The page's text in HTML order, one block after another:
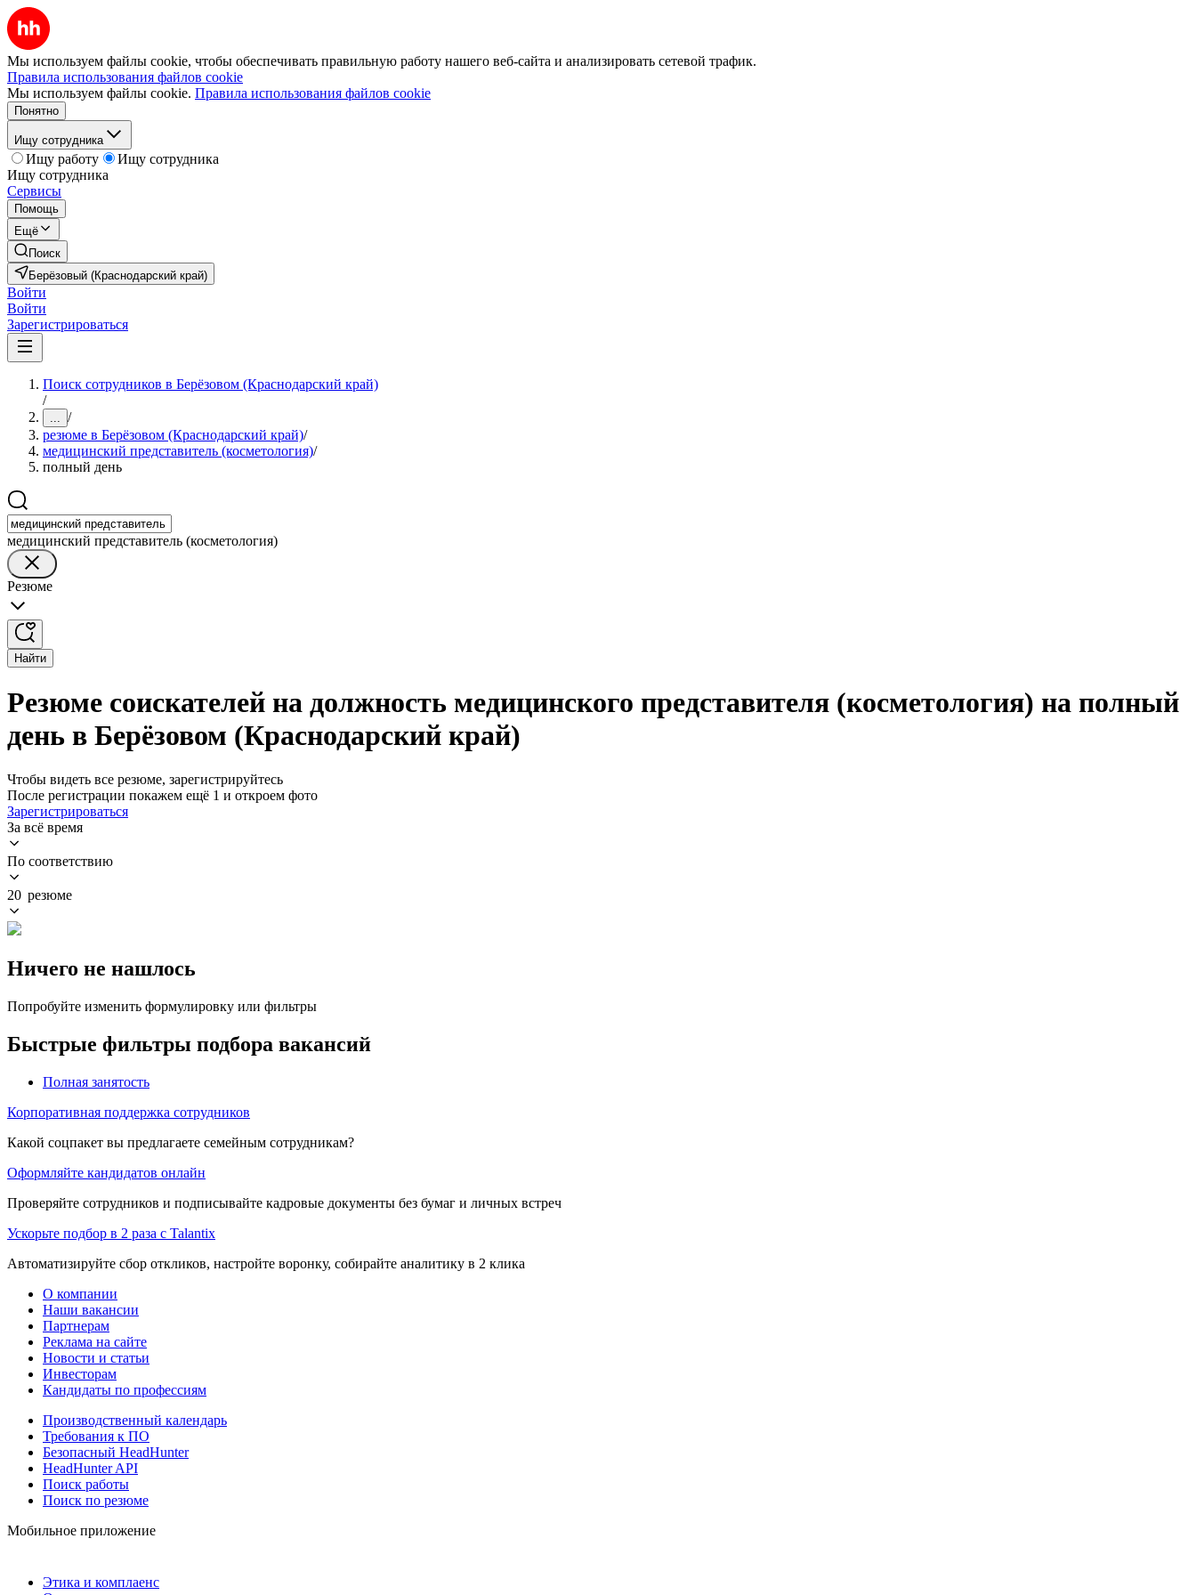
Мы используем файлы cookie, чтобы обеспечивать правильную работу нашего веб-сайта и анализировать сетевой трафик.
Правила использования файлов cookie
Мы используем файлы cookie. Правила использования файлов cookie
Понятно
Ищу сотрудника
Ищу работу
Ищу сотрудника
Ищу сотрудника
Сервисы
Помощь
Ещё
Поиск
Берёзовый (Краснодарский край)
Войти
Войти
Зарегистрироваться
Поиск сотрудников в Берёзовом (Краснодарский край)
/
... /
резюме в Берёзовом (Краснодарский край)/
медицинский представитель (косметология)/
полный день
медицинский представитель (косметология)
Резюме
Найти
Резюме соискателей на должность медицинского представителя (косметология) на полный
день в Берёзовом (Краснодарский край)
Чтобы видеть все резюме, зарегистрируйтесь
После регистрации покажем ещё 1 и откроем фото
Зарегистрироваться
За всё время
По соответствию
20 резюме
Ничего не нашлось
Попробуйте изменить формулировку или фильтры
Быстрые фильтры подбора вакансий
Полная занятость
Корпоративная поддержка сотрудников
Какой соцпакет вы предлагаете семейным сотрудникам?
Оформляйте кандидатов онлайн
Проверяйте сотрудников и подписывайте кадровые документы без бумаг и личных встреч
Ускорьте подбор в 2 раза с Talantix
Автоматизируйте сбор откликов, настройте воронку, собирайте аналитику в 2 клика
О компании
Наши вакансии
Партнерам
Реклама на сайте
Новости и статьи
Инвесторам
Кандидаты по профессиям
Производственный календарь
Требования к ПО
Безопасный HeadHunter
HeadHunter API
Поиск работы
Поиск по резюме
Мобильное приложение
Этика и комплаенс